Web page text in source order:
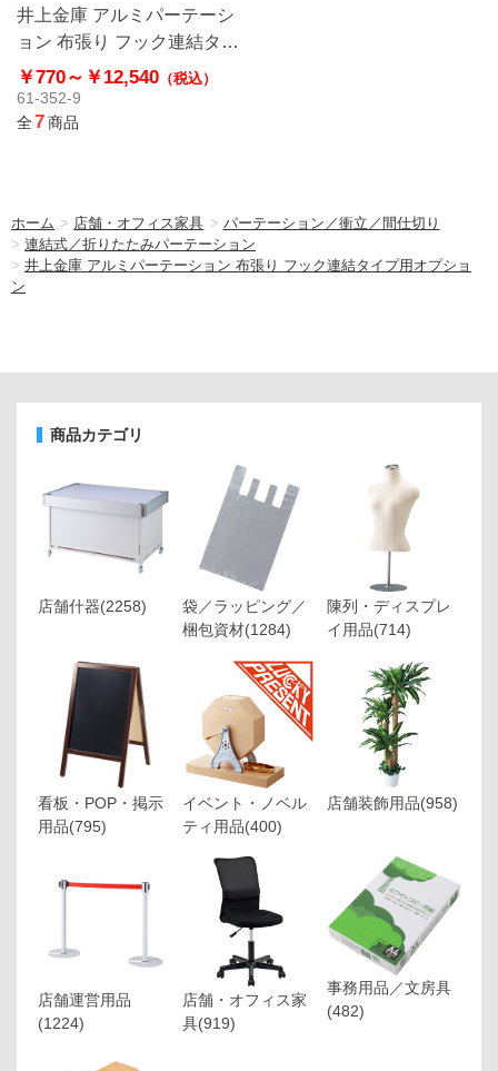
井上金庫 アルミパーテーシ
ョン 布張り フック連結タイ
プ用オプション
￥770～ ￥12,540 （税込）
61-352-9
全7商品
ホーム > 店舗・オフィス家具 > パーテーション／衝立／間仕切り
> 連結式／折りたたみパーテーション
> 井上金庫 アルミパーテーション 布張り フック連結タイプ用オプショ
ン
商品カテゴリ
店舗什器(2258)
袋／ラッピング／
梱包資材(1284)
陳列・ディスプレ
イ用品(714)
看板・POP・掲示
用品(795)
イベント・ノベル
ティ用品(400)
店舗装飾用品(958)
店舗運営用品
(1224)
店舗・オフィス家
具(919)
事務用品／文房具
(482)